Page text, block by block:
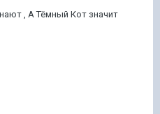
, А Тёмный Кот значит